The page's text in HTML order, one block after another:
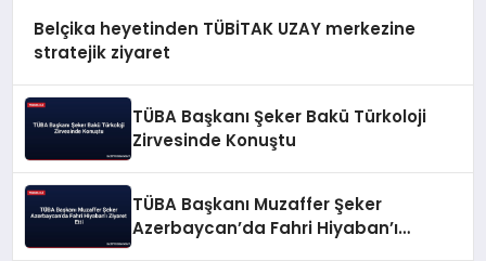
Belçika heyetinden TÜBİTAK UZAY merkezine
stratejik ziyaret
TÜBA Başkanı Şeker Bakü Türkoloji
Zirvesinde Konuştu
TÜBA Başkanı Muzaffer Şeker
Azerbaycan’da Fahri Hiyaban’ı